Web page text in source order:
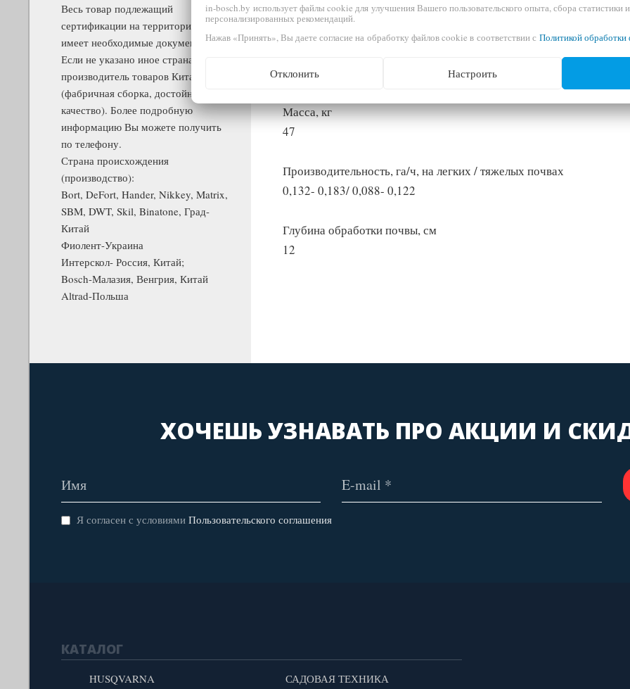
Весь товар подлежащий
сертификации на территории РБ
имеет необходимые документы.
Если не указано иное страна
производитель товаров Китай
(фабричная сборка, достойное
качество). Более подробную
информацию Вы можете получить
по телефону.
Страна происхождения
(производство):
Bort, DeFort, Hander, Nikkey, Matrix,
SBM, DWT, Skil, Binatone, Град-
Китай
Фиолент-Украина
Интерскол- Россия, Китай;
Bosch-Малазия, Венгрия, Китай
Altrad-Польша
0,44:0.61
655x680x475
Масса, кг
47
Производительность, га/ч, на легких / тяжелых почвах
0,132- 0,183/ 0,088- 0,122
Глубина обработки почвы, см
12
ХОЧЕШЬ УЗНАВАТЬ ПРО АКЦИИ И
Я согласен с условиями Пользовательского соглашения
КАТАЛОГ
HUSQVARNA САДОВАЯ ТЕХНИКА
in-bosch.by использует файлы cookie для улучшения Вашего пользовательского опыта, сбора статистики
персонализированных рекомендаций.
Нажав «Принять», Вы даете согласие на обработку файлов cookie в соответствии с Политикой
Отклонить Настроить